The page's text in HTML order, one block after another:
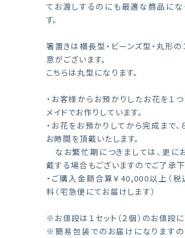
てお渡しするのにも最適な商品にな
す。
箸置きは横長型・ビーンズ型・丸形の
意がございます。
こちらは丸型になります。
・お客様からお預かりしたお花を１つ
メイドでお作りしています。
・お花をお預かりしてから完成まで
お時間を頂戴いたします。
なお繁忙期につきましては、更に
戴する場合もございますのでご了承下
・ご購入金額合算￥40,000以上（税
料（宅急便にてお届けします）
※お値段は１セット（２個）のお値段に
※簡易包装でのお届けになりますの